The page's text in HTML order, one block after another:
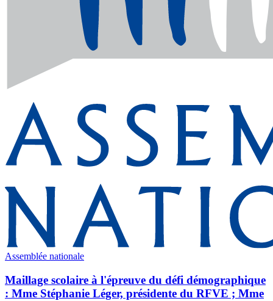
Assemblée nationale
Maillage scolaire à l'épreuve du défi démographique
: Mme Stéphanie Léger, présidente du RFVE ; Mme